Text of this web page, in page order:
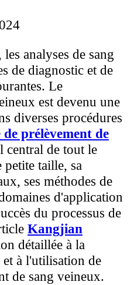
analyses de sang
de diagnostic et de
Le
est devenu une
diverses procédures
prélèvement de
central de tout le
petite taille, sa
ses méthodes de
d'application
du processus de
Kangjian
détaillée à la
à l'utilisation de
de sang veineux.